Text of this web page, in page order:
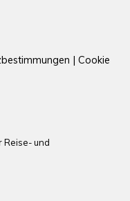
|Cookie
Reise- und